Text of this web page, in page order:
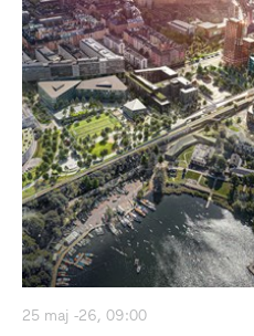
25 maj -26, 09:00